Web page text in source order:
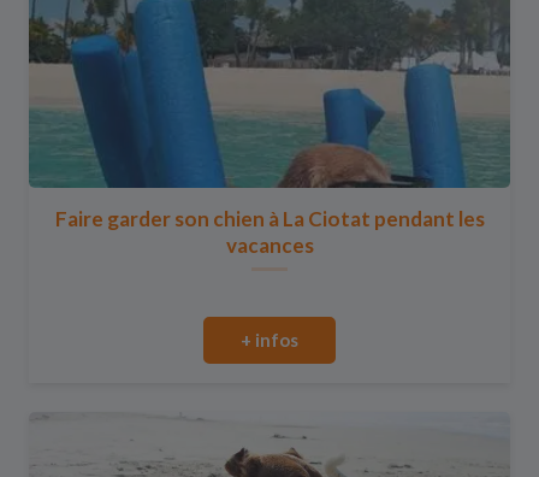
Faire garder son chien à La Ciotat pendant les
vacances
+ infos